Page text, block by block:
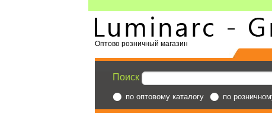
Оптово розничный магазин
Поиск
по оптовому каталогу по